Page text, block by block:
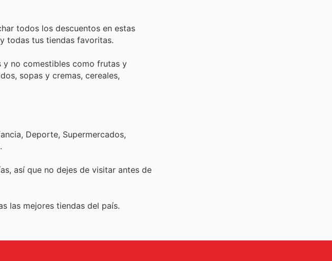
todos los descuentos en estas
y todas tus tiendas favoritas.
y no comestibles como frutas y
sopas y cremas, cereales,
Deporte, Supermercados,
así que no dejes de visitar antes de
las mejores tiendas del país.